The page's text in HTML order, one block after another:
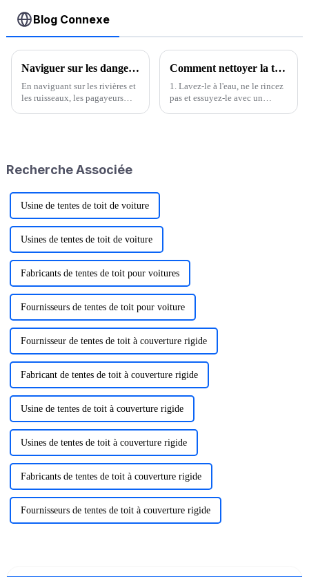
Blog Connexe
Naviguer sur les dangers de la rivière : conseils essentiels pour les pagayeurs
En naviguant sur les rivières et
les ruisseaux, les pagayeurs
les surmonter…
Comment nettoyer la tente
1. Lavez-le à l'eau, ne le rincez
pas et essuyez-le avec un
Recherche Associée
Usine de tentes de toit de voiture
Usines de tentes de toit de voiture
Fabricants de tentes de toit pour voitures
Fournisseurs de tentes de toit pour voiture
Fournisseur de tentes de toit à couverture rigide
Fabricant de tentes de toit à couverture rigide
Usine de tentes de toit à couverture rigide
Usines de tentes de toit à couverture rigide
Fabricants de tentes de toit à couverture rigide
Fournisseurs de tentes de toit à couverture rigide